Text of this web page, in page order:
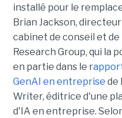
installé pour le
Brian Jackson,
cabinet de conseil et
Research Group, qui la
en partie dans le r
GenAI en entreprise de
Writer, éditrice d'une
d'IA en entreprise.